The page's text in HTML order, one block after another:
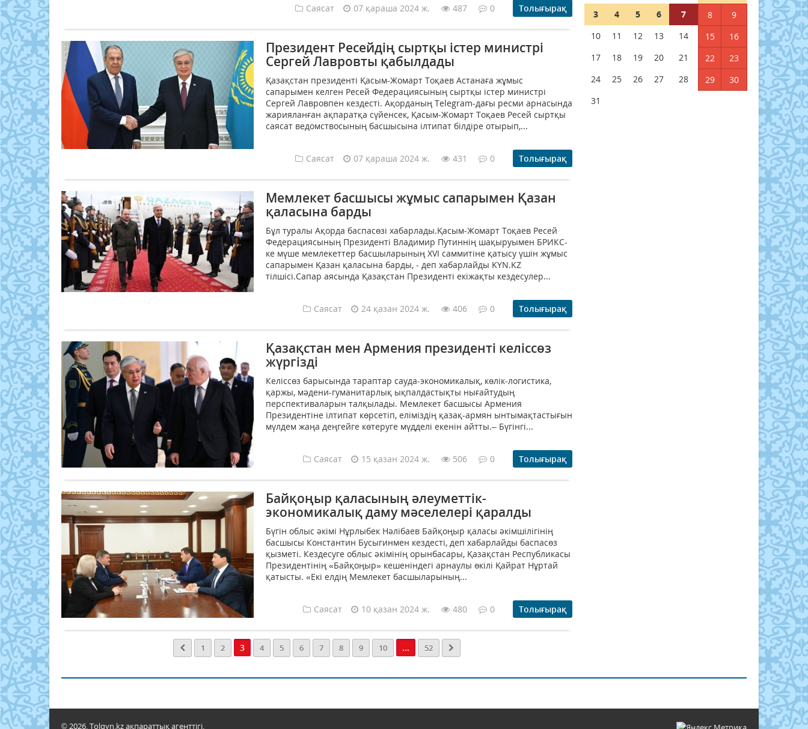
Саясат
07 қараша 2024 ж. 487 0 Толығырақ
Президент Ресейдің сыртқы істер министрі
Сергей Лавровты қабылдады
Қазақстан президенті Қасым-Жомарт Тоқаев Астанаға жұмыс
сапарымен келген Ресей Федерациясының сыртқы істер министрі
Сергей Лавровпен кездесті. Ақорданың Telegram-дағы ресми арнасында
жарияланған ақпаратқа сүйенсек, Қасым-Жомарт Тоқаев Ресей сыртқы
саясат ведомствосының басшысына ілтипат білдіре отырып,...
Саясат 07 қараша 2024 ж. 431 0 Толығырақ
Мемлекет басшысы жұмыс сапарымен Қазан
қаласына барды
Бұл туралы Ақорда баспасөзі хабарлады.Қасым-Жомарт Тоқаев Ресей
Федерациясының Президенті Владимир Путиннің шақыруымен БРИКС-
ке мүше мемлекеттер басшыларының XVI саммитіне қатысу үшін жұмыс
сапарымен Қазан қаласына барды, - деп хабарлайды KYN.KZ
тілшісі.Сапар аясында Қазақстан Президенті екіжақты кездесулер...
Саясат 24 қазан 2024 ж. 406 0 Толығырақ
Қазақстан мен Армения президенті келіссөз
жүргізді
Келіссөз барысында тараптар сауда-экономикалық, көлік-логистика,
қаржы, мәдени-гуманитарлық ықпалдастықты нығайтудың
перспективаларын талқылады. Мемлекет басшысы Армения
Президентіне ілтипат көрсетіп, еліміздің қазақ-армян ынтымақтастығын
мүлдем жаңа деңгейге көтеруге мүдделі екенін айтты.– Бүгінгі...
Саясат 15 қазан 2024 ж. 506 0 Толығырақ
Байқоңыр қаласының әлеуметтік-
экономикалық даму мәселелері қаралды
Бүгін облыс әкімі Нұрлыбек Нәлібаев Байқоңыр қаласы әкімшілігінің
басшысы Константин Бусыгинмен кездесті, деп хабарлайды баспасөз
қызметі. Кездесуге облыс әкімінің орынбасары, Қазақстан Республикасы
Президентінің «Байқоңыр» кешеніндегі арнаулы өкілі Қайрат Нұртай
қатысты. «Екі елдің Мемлекет басшыларының...
Саясат 10 қазан 2024 ж. 480 0 Толығырақ
1 2 3 4 5 6 7 8 9 10 ... 52
3
4 5 6 7 8
9
10
11 12 13 14 15
16
17
18 19 20 21 22
23
24
25 26 27 28 29
30
31
© 2026. Tolqyn.kz ақпараттық агенттігі.